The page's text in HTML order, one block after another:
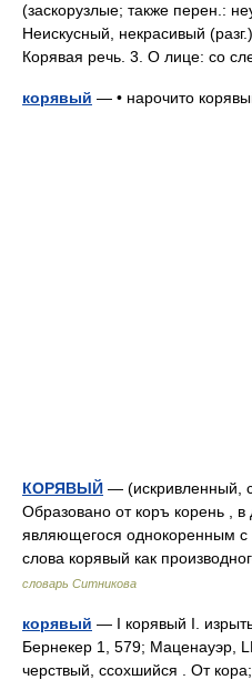
(заскорузлые; также перен.:
Неискусный, некрасивый
Корявая речь. 3. О лице: со
корявый — • нарочито
КОРЯВЫЙ — (искривленный,
Образовано от коръ корень , в
являющегося однокоренным
слова корявый как
словарь Ситникова
корявый — I корявый I.
Бернекер 1, 579; Маценауэр,
черствый, ссохшийся . От